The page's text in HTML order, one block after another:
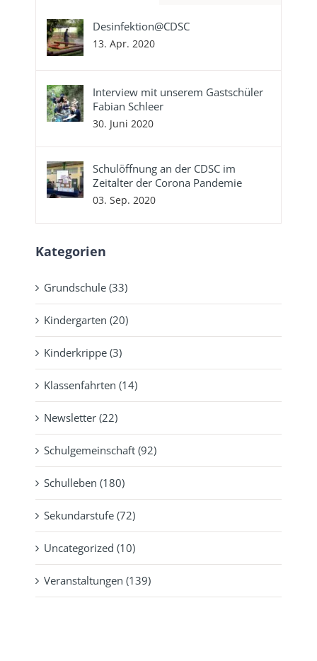
Desinfektion@CDSC
13. Apr. 2020
Interview mit unserem Gastschüler
Fabian Schleer
30. Juni 2020
Schulöffnung an der CDSC im
Zeitalter der Corona Pandemie
03. Sep. 2020
Kategorien
Grundschule (33)
Kindergarten (20)
Kinderkrippe (3)
Klassenfahrten (14)
Newsletter (22)
Schulgemeinschaft (92)
Schulleben (180)
Sekundarstufe (72)
Uncategorized (10)
Veranstaltungen (139)